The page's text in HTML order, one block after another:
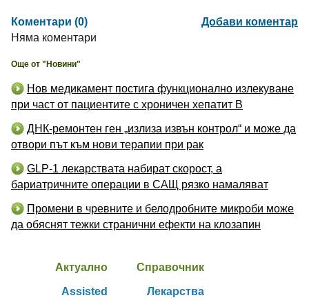
Коментари (0)
Добави коментар
Няма коментари
Още от "Новини"
Нов медикамент постига функционално излекуване
при част от пациентите с хроничен хепатит B
ДНК-ремонтен ген „излиза извън контрол“ и може да
отвори път към нови терапии при рак
GLP-1 лекарствата набират скорост, а
бариатричните операции в САЩ рязко намаляват
Промени в чревните и белодробните микроби може
да обяснят тежки странични ефекти на клозапин
Актуално
Assisted
Справочник
Лекарства